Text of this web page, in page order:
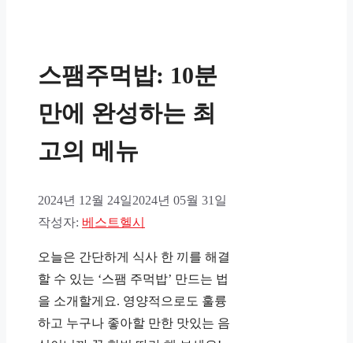
스팸주먹밥: 10분
만에 완성하는 최
고의 메뉴
2024년 12월 24일2024년 05월 31일
작성자: 베스트헬시
오늘은 간단하게 식사 한 끼를 해결
할 수 있는 ‘스팸 주먹밥’ 만드는 법
을 소개할게요. 영양적으로도 훌륭
하고 누구나 좋아할 만한 맛있는 음